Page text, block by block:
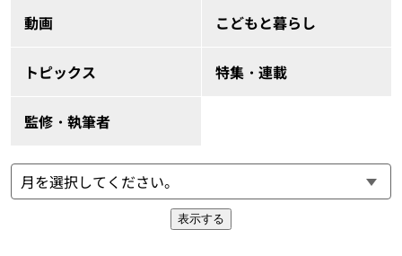
動画 こどもと暮らし
トピックス 特集・連載
監修・執筆者
表示する